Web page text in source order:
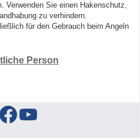
Verwenden Sie einen Hakenschutz,
zu verhindern.
für den Gebrauch beim Angeln
Person